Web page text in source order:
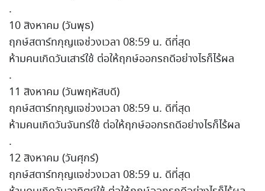
.
10 สิงหาคม (วันพุธ)
ฤกษ์สตาร์ทกุญแจช่วงเวลา 08:59 น. ดีที่สุด
ห้ามคนเกิดวันเสาร์ใช้ ต่อให้ฤกษ์ออกรถดีอย่างไรก็ไร้ผล
.
11 สิงหาคม (วันพฤหัสบดี)
ฤกษ์สตาร์ทกุญแจช่วงเวลา 08:59 น. ดีที่สุด
ห้ามคนเกิดวันจันทร์ใช้ ต่อให้ฤกษ์ออกรถดีอย่างไรก็ไร้ผล
.
12 สิงหาคม (วันศุกร์)
ฤกษ์สตาร์ทกุญแจช่วงเวลา 08:59 น. ดีที่สุด